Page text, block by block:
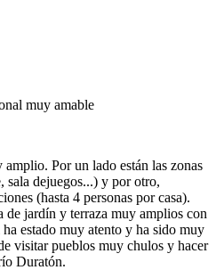
muy amable
Por un lado están las zonas
sala dejuegos...) y por otro,
(hasta 4 personas por casa).
de jardín y terraza muy amplios con
estado muy atento y ha sido muy
visitar pueblos muy chulos y hacer
Duratón.